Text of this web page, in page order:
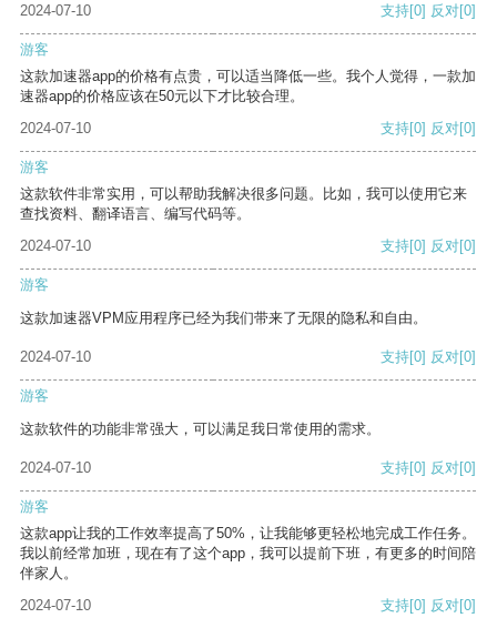
2024-07-10 支持[0] 反对[0]
游客
这款加速器app的价格有点贵，可以适当降低一些。我个人觉得，一款加
速器app的价格应该在50元以下才比较合理。
2024-07-10
支持[0] 反对[0]
游客
这款软件非常实用，可以帮助我解决很多问题。比如，我可以使用它来
查找资料、翻译语言、编写代码等。
2024-07-10
支持[0] 反对[0]
游客
这款加速器VPM应用程序已经为我们带来了无限的隐私和自由。
2024-07-10 支持[0] 反对[0]
游客
这款软件的功能非常强大，可以满足我日常使用的需求。
2024-07-10 支持[0] 反对[0]
游客
这款app让我的工作效率提高了50%，让我能够更轻松地完成工作任务。
我以前经常加班，现在有了这个app，我可以提前下班，有更多的时间陪
伴家人。
2024-07-10
支持[0] 反对[0]